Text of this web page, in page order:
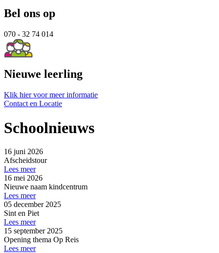
Bel ons op
070 - 32 74 014
Nieuwe leerling
Klik hier voor meer informatie
Contact en Locatie
Schoolnieuws
16 juni 2026
Afscheidstour
Lees meer
16 mei 2026
Nieuwe naam kindcentrum
Lees meer
05 december 2025
Sint en Piet
Lees meer
15 september 2025
Opening thema Op Reis
Lees meer